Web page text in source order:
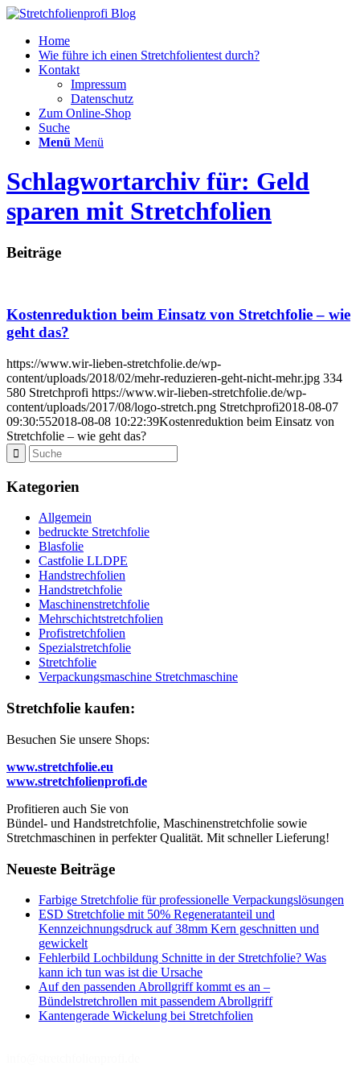
Home
Wie führe ich einen Stretchfolientest durch?
Kontakt
Impressum
Datenschutz
Zum Online-Shop
Suche
Menü Menü
Schlagwortarchiv für: Geld
sparen mit Stretchfolien
Beiträge
Kostenreduktion beim Einsatz von Stretchfolie – wie
geht das?
https://www.wir-lieben-stretchfolie.de/wp-
content/uploads/2018/02/mehr-reduzieren-geht-nicht-mehr.jpg 334
580 Stretchprofi https://www.wir-lieben-stretchfolie.de/wp-
content/uploads/2017/08/logo-stretch.png Stretchprofi2018-08-07
09:30:552018-08-08 10:22:39Kostenreduktion beim Einsatz von
Stretchfolie – wie geht das?
Kategorien
Allgemein
bedruckte Stretchfolie
Blasfolie
Castfolie LLDPE
Handstrechfolien
Handstretchfolie
Maschinenstretchfolie
Mehrschichtstretchfolien
Profistretchfolien
Spezialstretchfolie
Stretchfolie
Verpackungsmaschine Stretchmaschine
Stretchfolie kaufen:
Besuchen Sie unsere Shops:
www.stretchfolie.eu
www.stretchfolienprofi.de
Profitieren auch Sie von
Bündel- und Handstretchfolie, Maschinenstretchfolie sowie
Stretchmaschinen in perfekter Qualität. Mit schneller Lieferung!
Neueste Beiträge
Farbige Stretchfolie für professionelle Verpackungslösungen
ESD Stretchfolie mit 50% Regeneratanteil und
Kennzeichnungsdruck auf 38mm Kern geschnitten und
gewickelt
Fehlerbild Lochbildung Schnitte in der Stretchfolie? Was
kann ich tun was ist die Ursache
Auf den passenden Abrollgriff kommt es an –
Bündelstretchrollen mit passendem Abrollgriff
Kantengerade Wickelung bei Stretchfolien